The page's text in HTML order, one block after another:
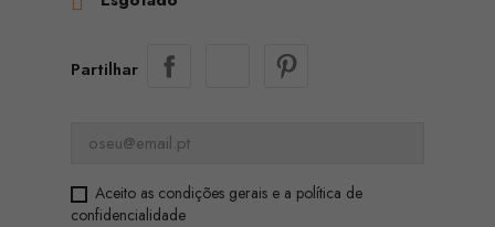
Partilhar
Aceito as condições gerais e a política de
confidencialidade